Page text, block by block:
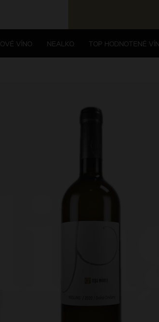
VÍNO NEALKO TOP HODNOTENÉ